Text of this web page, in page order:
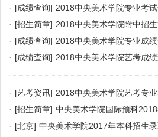
· [成绩查询] 2018中央美术学院专业考
· [招生简章] 2018中央美术学院附中招
· [成绩查询] 2018中央美术学院专业成
· [成绩查询] 2018中央美术学院艺考成
· [艺考资讯] 2018中央美术学院艺考专
· [招生简章] 中央美术学院国际预科
· [北京] 中央美术学院2017年本科招生